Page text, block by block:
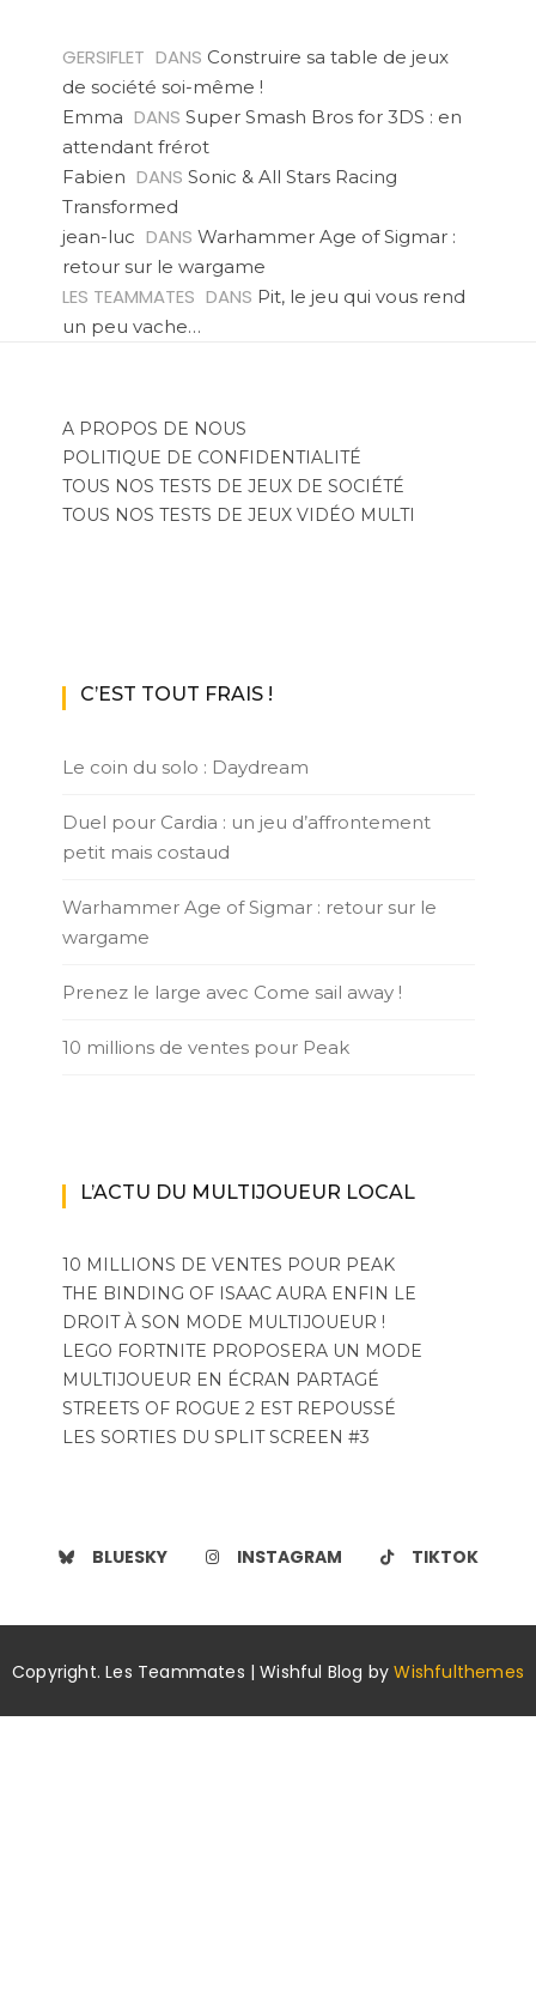
GERSIFLET DANS Construire sa table de jeux
de société soi-même !
Emma DANS Super Smash Bros for 3DS : en
attendant frérot
Fabien DANS Sonic & All Stars Racing
Transformed
jean-luc DANS Warhammer Age of Sigmar :
retour sur le wargame
LES TEAMMATES DANS Pit, le jeu qui vous rend
un peu vache…
A PROPOS DE NOUS
POLITIQUE DE CONFIDENTIALITÉ
TOUS NOS TESTS DE JEUX DE SOCIÉTÉ
TOUS NOS TESTS DE JEUX VIDÉO MULTI
C’EST TOUT FRAIS !
Le coin du solo : Daydream
Duel pour Cardia : un jeu d’affrontement
petit mais costaud
Warhammer Age of Sigmar : retour sur le
wargame
Prenez le large avec Come sail away !
10 millions de ventes pour Peak
L’ACTU DU MULTIJOUEUR LOCAL
10 MILLIONS DE VENTES POUR PEAK
THE BINDING OF ISAAC AURA ENFIN LE
DROIT À SON MODE MULTIJOUEUR !
LEGO FORTNITE PROPOSERA UN MODE
MULTIJOUEUR EN ÉCRAN PARTAGÉ
STREETS OF ROGUE 2 EST REPOUSSÉ
LES SORTIES DU SPLIT SCREEN #3
BLUESKY INSTAGRAM TIKTOK
Copyright. Les Teammates | Wishful Blog byWishfulthemes